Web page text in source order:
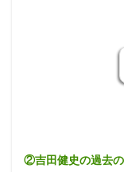
②吉田健史の過去